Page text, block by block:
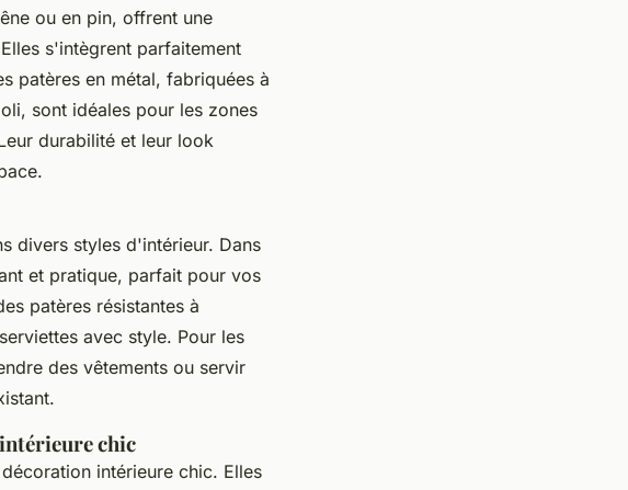
ou en pin, offrent une
s'intègrent parfaitement
patères en métal, fabriquées à
sont idéales pour les zones
durabilité et leur look
divers styles d'intérieur. Dans
et pratique, parfait pour vos
patères résistantes à
avec style. Pour les
des vêtements ou servir
chic
intérieure chic. Elles